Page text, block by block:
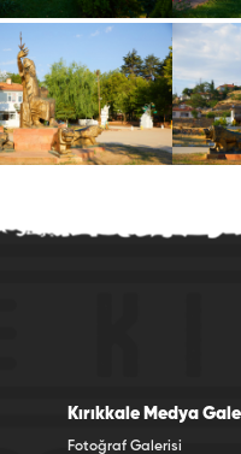
Kırıkkale Medya
Fotoğraf Galerisi